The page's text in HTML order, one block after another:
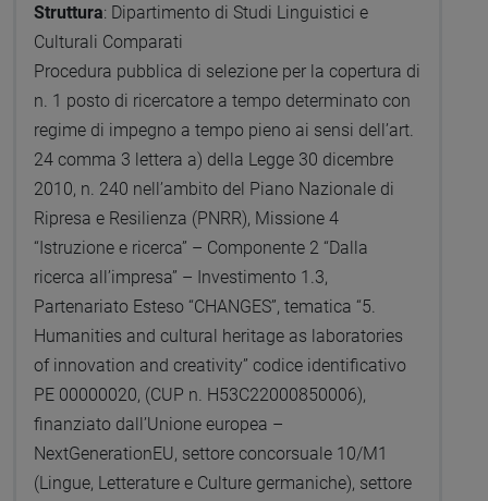
Struttura: Dipartimento di Studi Linguistici e
Culturali Comparati
Procedura pubblica di selezione per la copertura di
n. 1 posto di ricercatore a tempo determinato con
regime di impegno a tempo pieno ai sensi dell’art.
24 comma 3 lettera a) della Legge 30 dicembre
2010, n. 240 nell’ambito del Piano Nazionale di
Ripresa e Resilienza (PNRR), Missione 4
“Istruzione e ricerca” – Componente 2 “Dalla
ricerca all’impresa” – Investimento 1.3,
Partenariato Esteso “CHANGES”, tematica “5.
Humanities and cultural heritage as laboratories
of innovation and creativity” codice identificativo
PE 00000020, (CUP n. H53C22000850006),
finanziato dall’Unione europea –
NextGenerationEU, settore concorsuale 10/M1
(Lingue, Letterature e Culture germaniche), settore